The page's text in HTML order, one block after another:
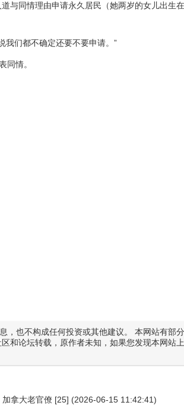
与同情理由申请永久居民（她两岁的女儿出生在
我们都不确定还要不要申请。”
同情。
，也不构成任何投资或其他建议。 本网站有部
和论坛转载，原作者未知，如果您发现本网站
加拿大老官僚 [25] (2026-06-15 11:42:41)